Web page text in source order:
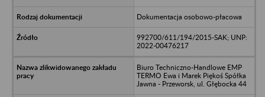
Dokumentacja osobowo-płacowa
992700/611/194/2015-SAK; UNP:
2022-00476217
Biuro Techniczno-Handlowe EMP
TERMO Ewa i Marek Piękoś Spółka
Jawna - Przeworsk, ul. Głębocka 44